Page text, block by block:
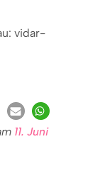
vidar-
11. Juni